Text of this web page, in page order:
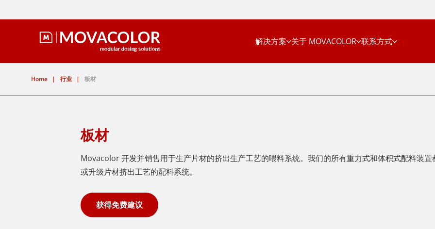
解决方案 关于 MOVACOLOR 联系方式
Home | 行业 | 板材
板材
Movacolor 开发并销售用于生产片材的挤出生产工艺的喂料系统。我们的所有重力式和体积式配料装
或升级片材挤出工艺的配料系统。
获得免费建议